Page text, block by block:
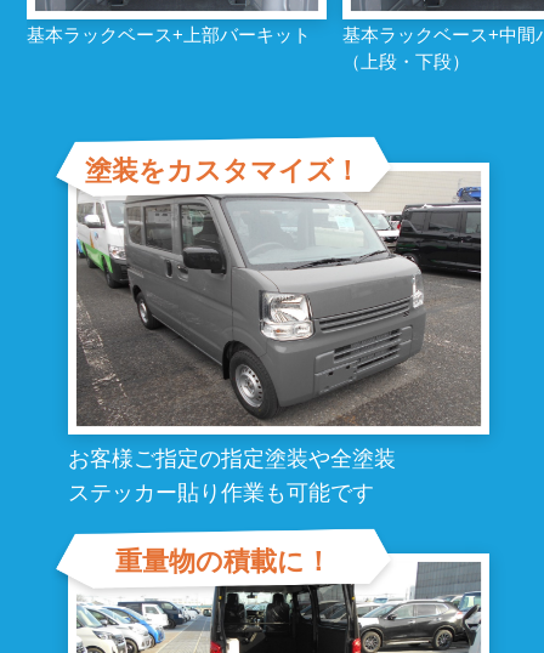
基本ラックベース+上部バーキット
基本ラックベース+中間
（上段・下段）
塗装をカスタマイズ！
お客様ご指定の指定塗装や全塗装
ステッカー貼り作業も可能です
重量物の積載に！